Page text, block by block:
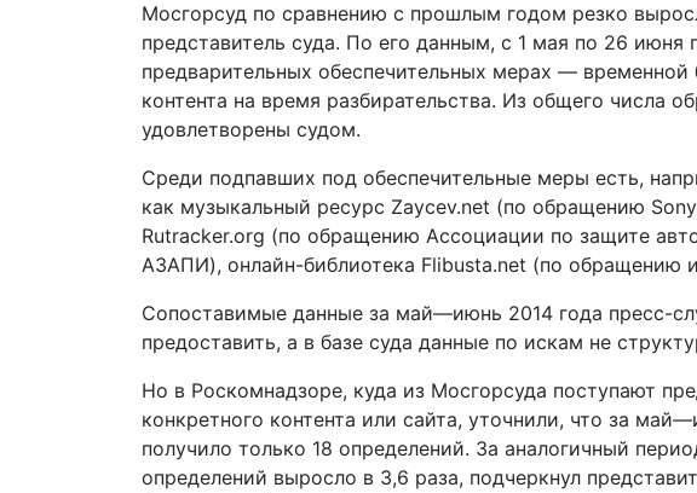
Мосгорсуд по сравнению с прошлым годом резко
представитель суда. По его данным, с 1 мая по 26 июня
предварительных обеспечительных мерах — временной
контента на время разбирательства. Из общего числа
удовлетворены судом.
Среди подпавших под обеспечительные меры есть,
как музыкальный ресурс Zaycev.net (по обращению
Rutracker.org (по обращению Ассоциации по защите
АЗАПИ), онлайн-библиотека Flibusta.net (по обращению
Сопоставимые данные за май—июнь 2014 года пресс-
предоставить, а в базе суда данные по искам не
Но в Роскомнадзоре, куда из Мосгорсуда поступают
конкретного контента или сайта, уточнили, что за
получило только 18 определений. За аналогичный
определений выросло в 3,6 раза, подчеркнул